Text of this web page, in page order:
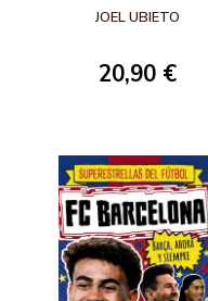
JOEL UBIETO
20,90 €